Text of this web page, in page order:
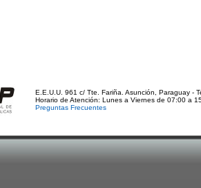
E.E.U.U. 961 c/ Tte. Fariña. Asunción, Paraguay -
Horario de Atención: Lunes a Viernes de 07:00 a
Preguntas Frecuentes